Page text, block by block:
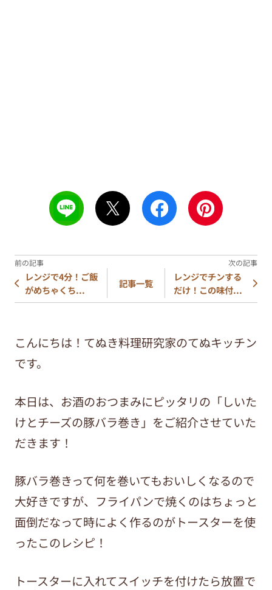
レンジで4分！ご飯
がめちゃくち...
記事一覧
レンジでチンする
だけ！この味付...
こんにちは！てぬき料理研究家のてぬキッチン
です。
本日は、お酒のおつまみにピッタリの「しいた
けとチーズの豚バラ巻き」をご紹介させていた
だきます！
豚バラ巻きって何を巻いてもおいしくなるので
大好きですが、フライパンで焼くのはちょっと
面倒だなって時によく作るのがトースターを使
ったこのレシピ！
トースターに入れてスイッチを付けたら放置で